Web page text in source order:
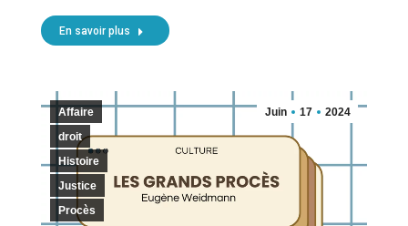
En savoir plus
Juin 17 2024
Affaire
droit
Histoire
Justice
Procès